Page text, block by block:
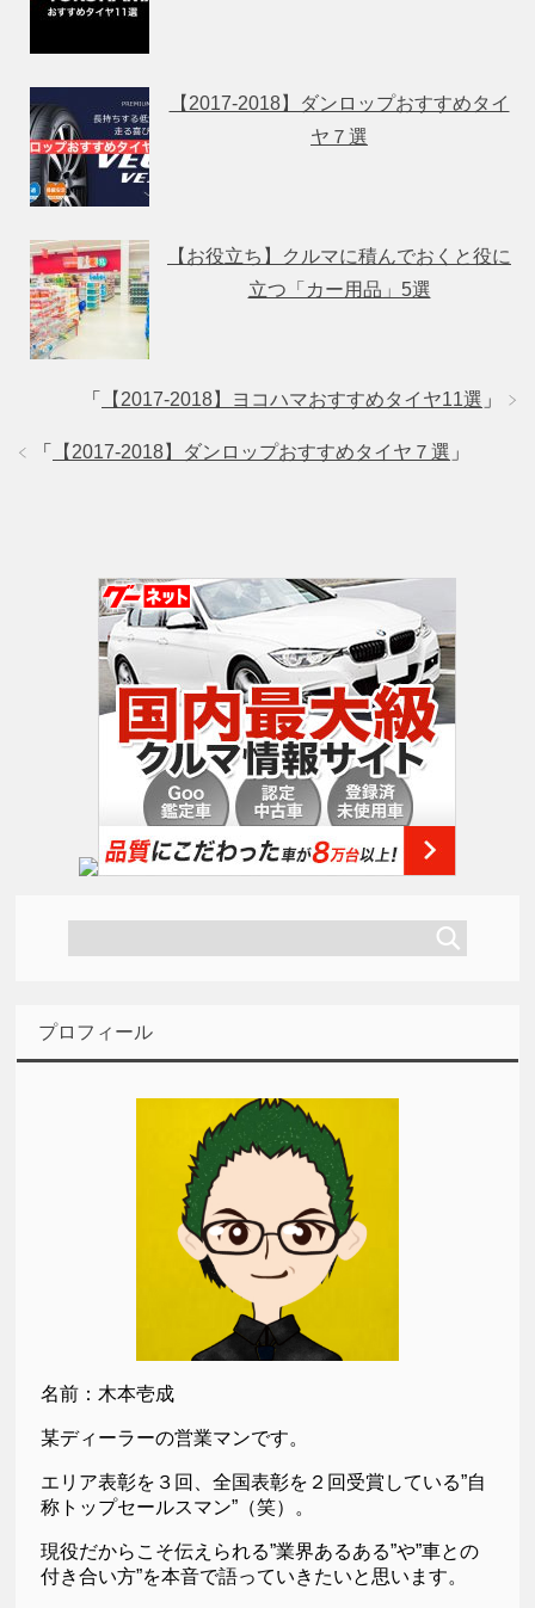
【2017-2018】ダンロップおすすめタイ
ヤ７選
【お役立ち】クルマに積んでおくと役に
立つ「カー用品」5選
「 【2017-2018】ヨコハマおすすめタイヤ11選 」
「 【2017-2018】ダンロップおすすめタイヤ７選 」
プロフィール
名前：木本壱成
某ディーラーの営業マンです。
エリア表彰を３回、全国表彰を２回受賞している”自
称トップセールスマン”（笑）。
現役だからこそ伝えられる”業界あるある”や”車との
付き合い方”を本音で語っていきたいと思います。